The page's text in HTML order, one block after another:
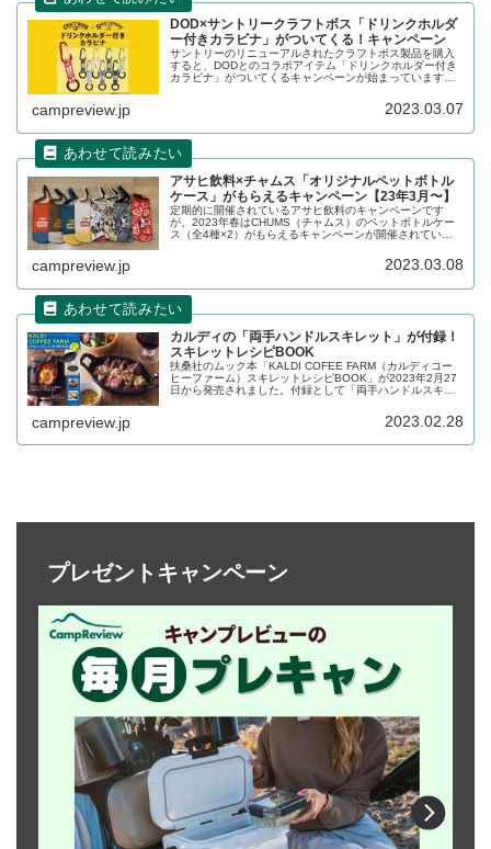
DOD×サントリークラフトボス「ドリンクホルダ
ー付きカラビナ」がついてくる！キャンペーン
サントリーのリニューアルされたクラフトボス製品を購入
すると、DODとのコラボアイテム「ドリンクホルダー付き
カラビナ」がついてくるキャンペーンが始まっています。
campreview.jp 2023.03.07
アサヒ飲料×チャムス「オリジナルペットボトル
ケース」がもらえるキャンペーン【23年3月〜】
定期的に開催されているアサヒ飲料のキャンペーンです
が、2023年春はCHUMS（チャムス）のペットボトルケー
ス（全4種×2）がもらえるキャンペーンが開催されていま
トル製品4本購入で1つもらえます。詳細をレビューしま
campreview.jp 2023.03.08
カルディの「両手ハンドルスキレット」が付録！
スキレットレシピBOOK
扶桑社のムック本「KALDI COFEE FARM（カルディコー
ヒーファーム）スキレットレシピBOOK」が2023年2月27
日から発売されました。付録として「両手ハンドルスキレ
campreview.jp 2023.02.28
プレゼントキャンペーン